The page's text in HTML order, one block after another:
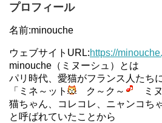
プロフィール
名前:minouche
ウェブサイトURL:https://
minouche（ミヌーシュ）とは
パリ時代、愛猫がフランス人たち
「ミネ～ット
ク～ク～ ミヌ
猫ちゃん、コレコレ、ニャンコち
と呼ばれていたことから